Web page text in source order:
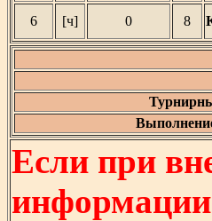
6
[ч] 0 8
Если при